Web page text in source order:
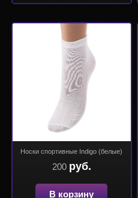
Носки спортивные Indigo (белые)
200 руб.
В корзину